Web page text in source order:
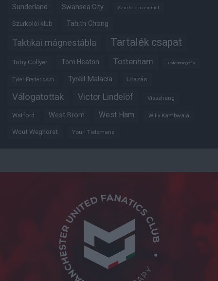
Sunderland Swansea City Szurkoló szemmel
Szurkolói klub Tahith Chong
Taktikai mágnestábla Tartalék csapat
Toby Collyer Tom Heaton Tottenham Trófeabibliográfia
Tyler Fredericson Tyrell Malacia Utazás
Válogatottak Victor Lindelöf Visszhang
Watford West Brom West Ham Willy Kambwala
Wout Weghorst Youri Tielemans